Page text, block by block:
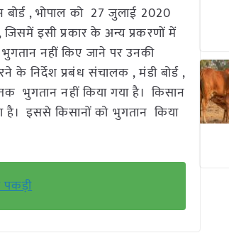
, भोपाल को 27 जुलाई 2020
इसी प्रकार के अन्य प्रकरणों में
भुगतान नहीं किए जाने पर उनकी
के निर्देश प्रबंध संचालक , मंडी बोर्ड ,
भुगतान नहीं किया गया है। किसान
है। इससे किसानों को भुगतान किया
पकड़ी